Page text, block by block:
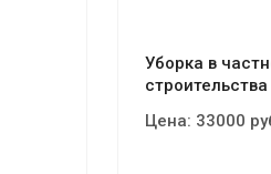
Уборка в
строительства
Цена: 33000